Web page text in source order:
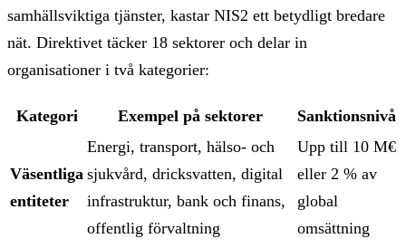
samhällsviktiga tjänster, kastar NIS2 ett betydligt bredare
nät. Direktivet täcker 18 sektorer och delar in
organisationer i två kategorier:
Kategori Exempel på sektorer Sanktionsnivå
Väsentliga
entiteter
Energi, transport, hälso- och
sjukvård, dricksvatten, digital
infrastruktur, bank och finans,
offentlig förvaltning
Upp till 10 M€
eller 2 % av
global
omsättning